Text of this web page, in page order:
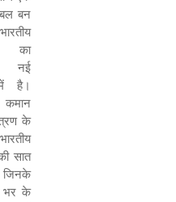
बन
का
नई
है।
कमान
के
भारतीय
सात
जिनके
भर के